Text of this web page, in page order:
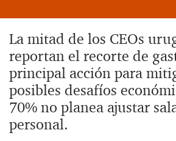
La mitad de los CEOs
reportan el recorte de
principal acción para
posibles desafíos
70% no planea ajustar
personal.